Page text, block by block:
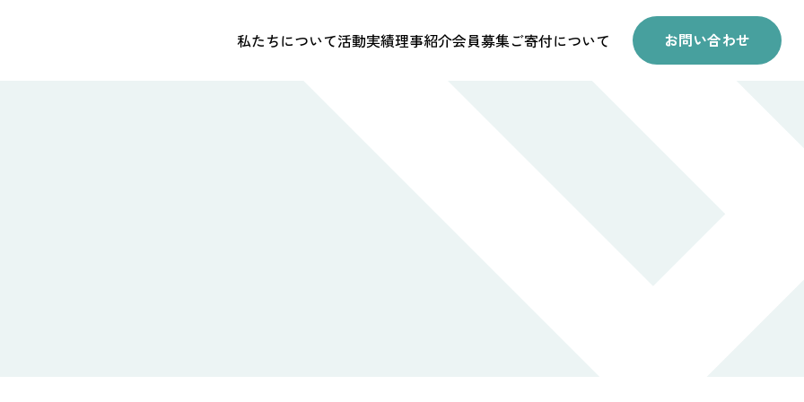
私たちについて活動実績理事紹介会員募集ご寄付について お問い合わせ